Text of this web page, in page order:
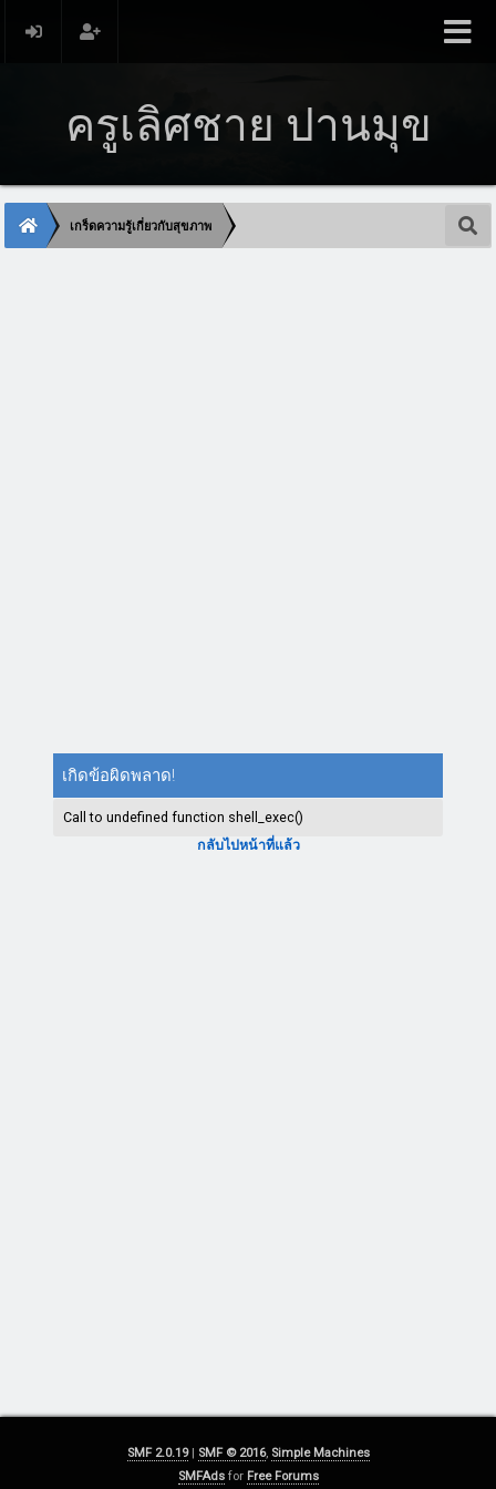
ครูเลิศชาย ปานมุข
เกร็ดความรู้เกี่ยวกับสุขภาพ
เกิดข้อผิดพลาด!
Call to undefined function shell_exec()
กลับไปหน้าที่แล้ว
SMF 2.0.19| SMF © 2016, Simple Machines
SMFAdsfor Free Forums